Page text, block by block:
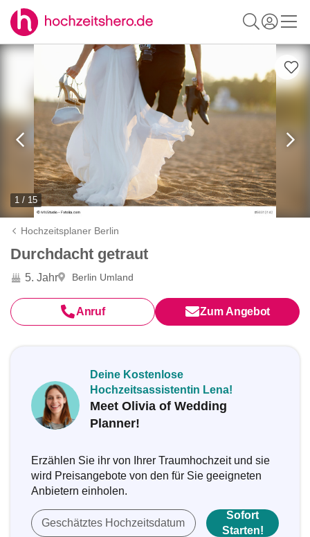
1 / 15
Hochzeitsplaner Berlin
Durchdacht getraut
5. Jahr Berlin Umland
Anruf Zum Angebot
Deine Kostenlose
Hochzeitsassistentin Lena!
Meet Olivia of Wedding
Planner!
Erzählen Sie ihr von Ihrer Traumhochzeit und sie
wird Preisangebote von den für Sie geeigneten
Anbietern einholen.
Geschätztes Hochzeitsdatum
Sofort
Starten!